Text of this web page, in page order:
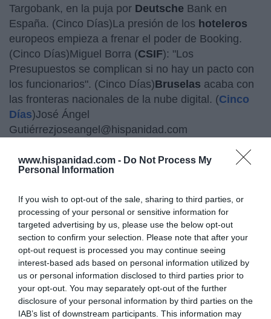
www.hispanidad.com - Do Not Process My
Personal Information
If you wish to opt-out of the sale, sharing to third parties, or
processing of your personal or sensitive information for
targeted advertising by us, please use the below opt-out
section to confirm your selection. Please note that after your
opt-out request is processed you may continue seeing
interest-based ads based on personal information utilized by
us or personal information disclosed to third parties prior to
your opt-out. You may separately opt-out of the further
disclosure of your personal information by third parties on the
IAB’s list of downstream participants. This information may
Targobank, en la puja por Deutsche Bank en
España. (Cinco Días)La presión de los hoteleros
europeos empieza a frenar el poder de Booking.
(Cinco Días)Miguel Borra (CSIF): "Los
Presupuestos se complican si no hay un pacto con
los funcionarios". (Cinco Días)Bruselas acaba con
las fronteras nacionales de la nube digital. (Cinco
Días)José Ángel
Gutiérrezjoseangel@hispanidad.com
¿Te ha interesado este artículo?
Suscríbete a nuestro newsletter y recibe cada dia
en tu correo lo más destacado de Hispanidad
Tu correo electrónico...